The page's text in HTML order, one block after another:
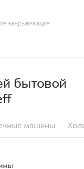
закрывающие
бытовой
машины